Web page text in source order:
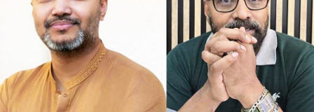
সারাদেশ
খেলা
বিনোদন
লাইফ
স্টাইল